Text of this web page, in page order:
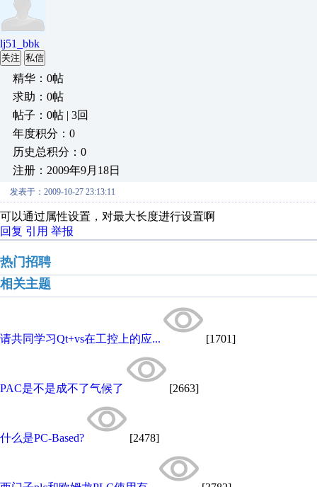
lj51_bbk
关注 私信
精华：0帖
求助：0帖
帖子：0帖 | 3回
年度积分：0
历史总积分：0
注册：2009年9月18日
发表于：2009-10-27 23:13:11
可以通过属性设置，对最大长度进行设置啊
回复 引用 举报
热门招聘
相关主题
请共同学习Qt+vs在工控上的应... [1701]
PAC是不是成不了气候了 [2663]
什么是PC-Based? [2478]